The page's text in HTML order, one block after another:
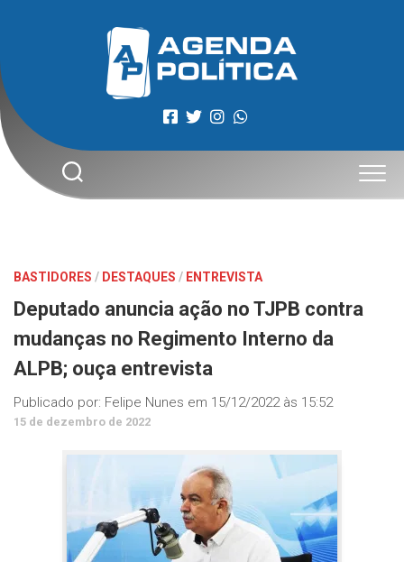
BASTIDORES / DESTAQUES / ENTREVISTA
Deputado anuncia ação no TJPB contra
mudanças no Regimento Interno da
ALPB; ouça entrevista
Publicado por: Felipe Nunes em 15/12/2022 às 15:52
15 de dezembro de 2022